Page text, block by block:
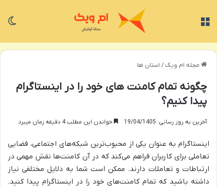
مجله ام ویک/ استان ها
چگونه تمام کامنت های خود را در اینستاگرام
پیدا کنیم؟
آخرین به روز رسانی: 19/04/1405 خواندن این مطلب 4 دقیقه زمان میبرد
اینستاگرام به عنوان یکی از محبوب‌ترین شبکه‌های اجتماعی، فضایی
تعاملی برای کاربران فراهم می‌کند که در آن کامنت‌ها نقش مهمی در
ارتباطات و تعاملات دارند. ممکن است شما به دلایل مختلفی نیاز
داشته باشید که تمام کامنت‌های خود را در اینستاگرام پیدا کنید.